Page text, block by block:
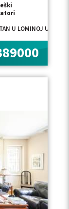
U LOMINOJ ULICI,